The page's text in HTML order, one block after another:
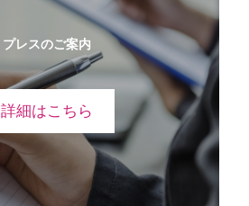
プレスのご案内
詳細はこちら